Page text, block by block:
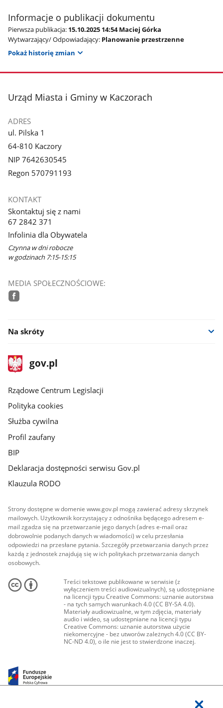
Informacje o publikacji dokumentu
Pierwsza publikacja: 15.10.2025 14:54 Maciej Górka
Wytwarzający/ Odpowiadający: Planowanie przestrzenne
Pokaż historię zmian
stopka
Urząd Miasta i Gminy w Kaczorach
ADRES
ul. Pilska 1
64-810 Kaczory
NIP 7642630545
Regon 570791193
KONTAKT
Skontaktuj się z nami
67 2842 371
Infolinia dla Obywatela
Czynna w dni robocze
w godzinach 7:15-15:15
MEDIA SPOŁECZNOŚCIOWE:
Na skróty
stopka
gov.plStrona
gov.pl
Rządowe Centrum Legislacji
Polityka cookies
Służba cywilna
Profil zaufany
BIP
Deklaracja dostępności serwisu Gov.pl
Klauzula RODO
Strony dostępne w domenie www.gov.pl mogą zawierać adresy skrzynek
mailowych. Użytkownik korzystający z odnośnika będącego adresem e-
mail zgadza się na przetwarzanie jego danych (adres e-mail oraz
dobrowolnie podanych danych w wiadomości) w celu przesłania
odpowiedzi na przesłane pytania. Szczegóły przetwarzania danych przez
każdą z jednostek znajdują się w ich politykach przetwarzania danych
osobowych.
Treści tekstowe publikowane w serwisie (z
wyłączeniem treści audiowizualnych), są udostępniane
na licencji typu Creative Commons: uznanie autorstwa
- na tych samych warunkach 4.0 (CC BY-SA 4.0).
Materiały audiowizualne, w tym zdjęcia, materiały
audio i wideo, są udostępniane na licencji typu
Creative Commons: uznanie autorstwa użycie
niekomercyjne - bez utworów zależnych 4.0 (CC BY-
NC-ND 4.0), o ile nie jest to stwierdzone inaczej.